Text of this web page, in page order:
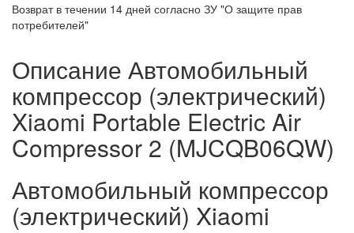
Возврат в течении 14 дней согласно ЗУ "О защите прав
потребителей"
Описание Автомобильный
компрессор (электрический)
Xiaomi Portable Electric Air
Compressor 2 (MJCQB06QW)
Автомобильный компрессор
(электрический) Xiaomi